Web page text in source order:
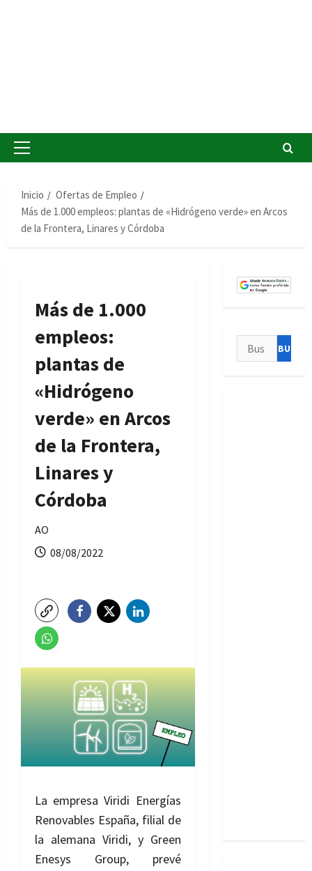
Menú
Inicio
Ofertas de Empleo
Más de 1.000 empleos: plantas de «Hidrógeno verde» en Arcos
de la Frontera, Linares y Córdoba
Más de 1.000
empleos:
plantas de
«Hidrógeno
verde» en Arcos
de la Frontera,
Linares y
Córdoba
AO
08/08/2022
La empresa Viridi Energías
Renovables España, filial de
la alemana Viridi, y Green
Enesys Group, prevé
Buscar: